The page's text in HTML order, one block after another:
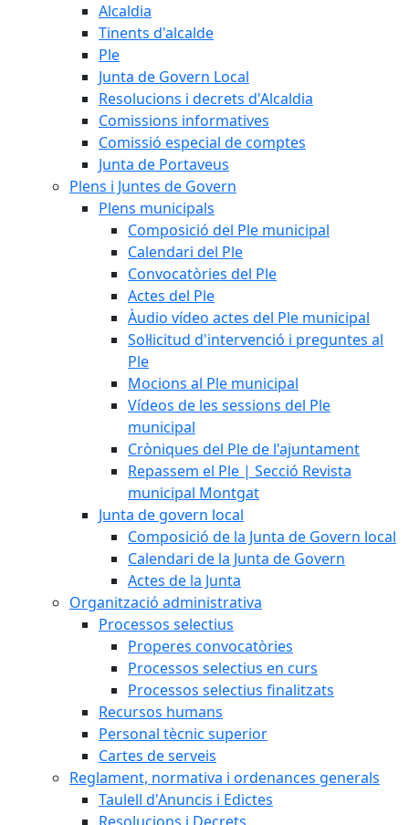
Alcaldia
Tinents d'alcalde
Ple
Junta de Govern Local
Resolucions i decrets d'Alcaldia
Comissions informatives
Comissió especial de comptes
Junta de Portaveus
Plens i Juntes de Govern
Plens municipals
Composició del Ple municipal
Calendari del Ple
Convocatòries del Ple
Actes del Ple
Àudio vídeo actes del Ple municipal
Sol·licitud d'intervenció i preguntes al
Ple
Mocions al Ple municipal
Vídeos de les sessions del Ple
municipal
Cròniques del Ple de l'ajuntament
Repassem el Ple | Secció Revista
municipal Montgat
Junta de govern local
Composició de la Junta de Govern local
Calendari de la Junta de Govern
Actes de la Junta
Organització administrativa
Processos selectius
Properes convocatòries
Processos selectius en curs
Processos selectius finalitzats
Recursos humans
Personal tècnic superior
Cartes de serveis
Reglament, normativa i ordenances generals
Taulell d'Anuncis i Edictes